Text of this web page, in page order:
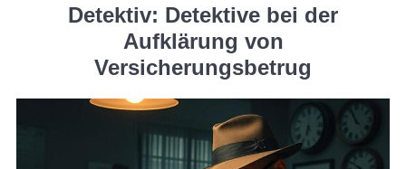
Detektiv: Detektive bei der
Aufklärung von
Versicherungsbetrug